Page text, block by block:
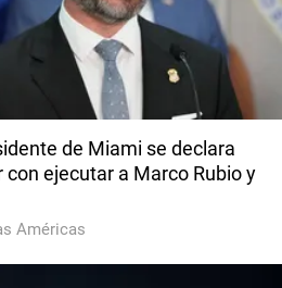
de Miami se declara
ejecutar a Marco Rubio y
Américas